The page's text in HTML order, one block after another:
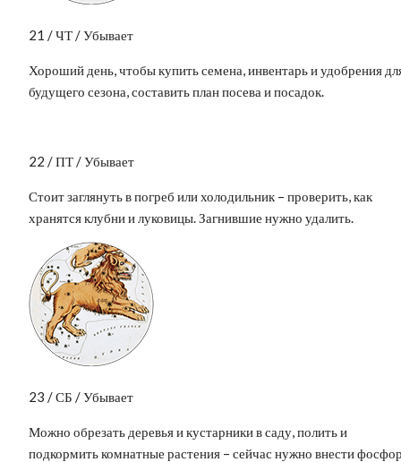
21 / ЧТ / Убывает
Хороший день, чтобы купить семена, инвентарь и удобрения
будущего сезона, составить план посева и посадок.
22 / ПТ / Убывает
Стоит заглянуть в погреб или холодильник – проверить, как
хранятся клубни и луковицы. Загнившие нужно удалить.
23 / СБ / Убывает
Можно обрезать деревья и кустарники в саду, полить и
подкормить комнатные растения – сейчас нужно внести